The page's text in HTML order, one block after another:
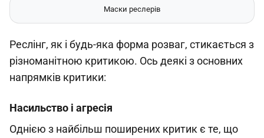
Маски реслерів
Реслінг, як і будь-яка форма розваг, стикається з
різноманітною критикою. Ось деякі з основних
напрямків критики:
Насильство і агресія
Однією з найбільш поширених критик є те, що